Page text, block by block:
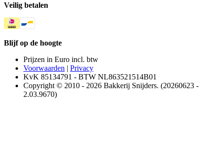
Veilig betalen
Blijf op de hoogte
Prijzen in Euro incl. btw
Voorwaarden | Privacy
KvK 85134791 - BTW NL863521514B01
Copyright © 2010 - 2026 Bakkerij Snijders. (20260623 -
2.03.9670)